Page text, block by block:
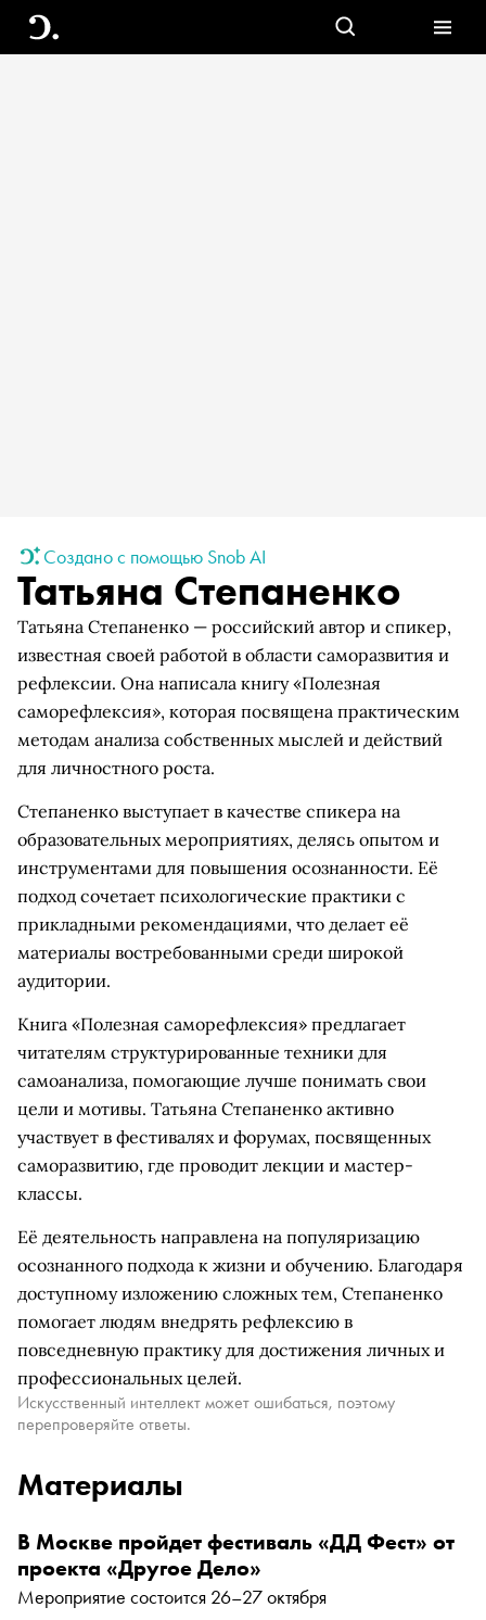
Создано с помощью Snob AI
Татьяна Степаненко
Татьяна Степаненко — российский автор и спикер,
известная своей работой в области саморазвития и
рефлексии. Она написала книгу «Полезная
саморефлексия», которая посвящена практическим
методам анализа собственных мыслей и действий
для личностного роста.
Степаненко выступает в качестве спикера на
образовательных мероприятиях, делясь опытом и
инструментами для повышения осознанности. Её
подход сочетает психологические практики с
прикладными рекомендациями, что делает её
материалы востребованными среди широкой
аудитории.
Книга «Полезная саморефлексия» предлагает
читателям структурированные техники для
самоанализа, помогающие лучше понимать свои
цели и мотивы. Татьяна Степаненко активно
участвует в фестивалях и форумах, посвященных
саморазвитию, где проводит лекции и мастер-
классы.
Её деятельность направлена на популяризацию
осознанного подхода к жизни и обучению. Благодаря
доступному изложению сложных тем, Степаненко
помогает людям внедрять рефлексию в
повседневную практику для достижения личных и
профессиональных целей.
Искусственный интеллект может ошибаться, поэтому
перепроверяйте ответы.
Материалы
В Москве пройдет фестиваль «ДД Фест» от
проекта «Другое Дело»
Мероприятие состоится 26–27 октября